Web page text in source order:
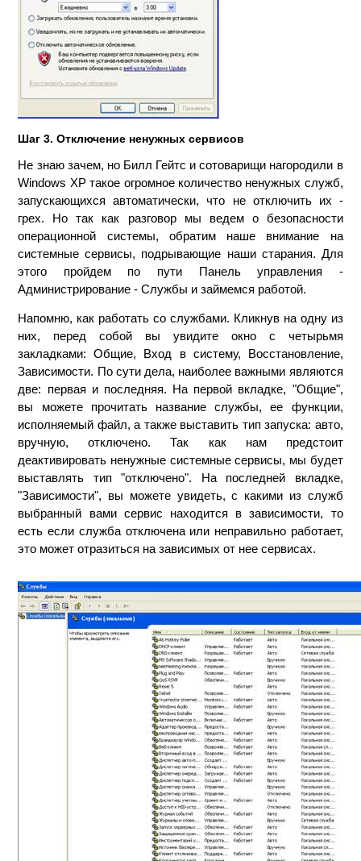
Шаг 3. Отключение ненужных сервисов
Не знаю зачем, но Билл Гейтс и сотоварищи нагородили в
Windows XP такое огромное количество ненужных служб,
запускающихся автоматически, что не отключить их -
грех. Но так как разговор мы ведем о безопасности
операционной системы, обратим наше внимание на
системные сервисы, подрывающие наши старания. Для
этого пройдем по пути Панель управления -
Администрирование - Службы и займемся работой.
Напомню, как работать со службами. Кликнув на одну из
них, перед собой вы увидите окно с четырьмя
закладками: Общие, Вход в систему, Восстановление,
Зависимости. По сути дела, наиболее важными являются
две: первая и последняя. На первой вкладке, "Общие",
вы можете прочитать название службы, ее функции,
исполняемый файл, а также выставить тип запуска: авто,
вручную, отключено. Так как нам предстоит
деактивировать ненужные системные сервисы, мы будет
выставлять тип "отключено". На последней вкладке,
"Зависимости", вы можете увидеть, с какими из служб
выбранный вами сервис находится в зависимости, то
есть если служба отключена или неправильно работает,
это может отразиться на зависимых от нее сервисах.